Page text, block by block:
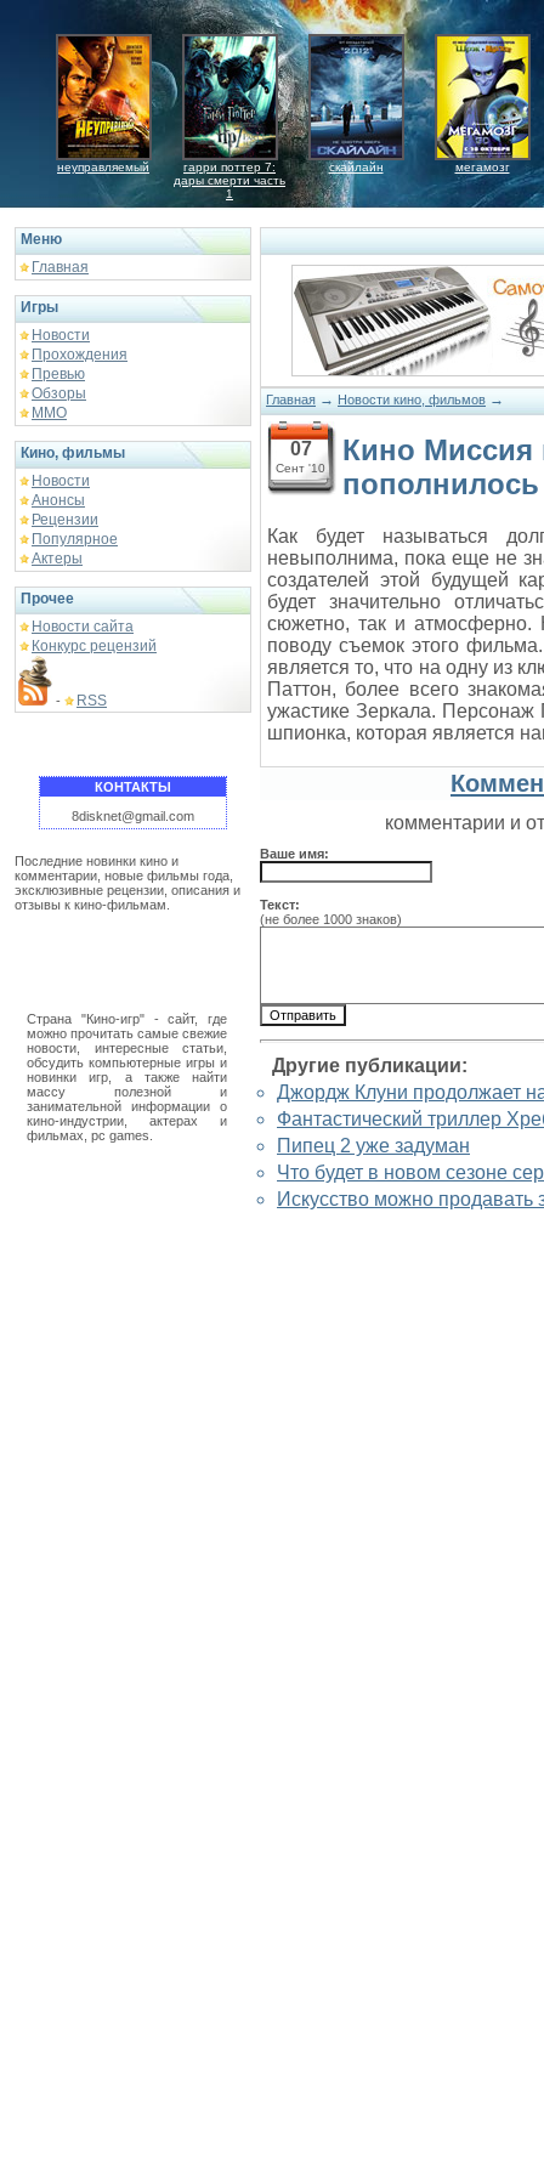
неуправляемый
гарри поттер 7:
дары смерти часть
1
скайлайн мегамозг
Меню
Главная
Игры
Новости
Прохождения
Превью
Обзоры
ММО
Кино, фильмы
Новости
Анонсы
Рецензии
Популярное
Актеры
Прочее
Новости сайта
Конкурс рецензий
- RSS
КОНТАКТЫ
8disknet@gmail.com
Последние новинки кино и
комментарии, новые фильмы года,
эксклюзивные рецензии, описания и
отзывы к кино-фильмам.
Страна "Кино-игр" - сайт, где
можно прочитать самые свежие
новости, интересные статьи,
обсудить компьютерные игры и
новинки игр, а также найти
массу полезной и
занимательной информации о
кино-индустрии, актерах и
фильмах, pc games.
Главная → Новости кино, фильмов →
07
Сент '10
Кино
Как будет называться
невыполнима, пока еще не
создателей этой будущей
будет значительно
сюжетно, так и
поводу съемок этого
является то, что на одну из
Паттон, более всего
ужастике Зеркала.
шпионка, которая является
комментарии и
Ваше имя:
Текст:
(не более 1000 знаков)
Другие публикации:
Джордж Клуни продолжает
Фантастический триллер
Пипец 2 уже задуман
Что будет в новом сезоне
Искусство можно продавать